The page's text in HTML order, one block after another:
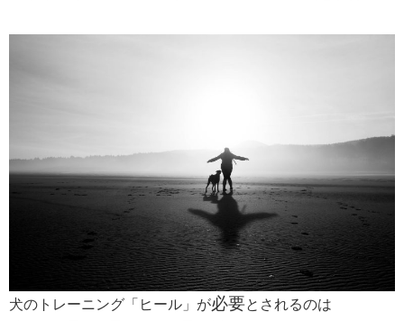
犬のトレーニング「ヒール」が必要とされるのは